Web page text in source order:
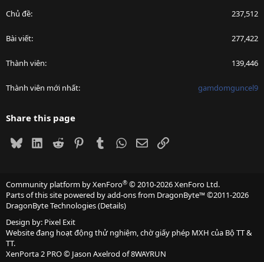
Chủ đề 237,512
Bài viết 277,422
Thành viên 139,446
Thành viên mới nhất gamdomguncel9
Share this page
BlueskyLinkedIn
Reddit PinterestTumblrWhatsApp
EmailLink
Community platform by XenForo® © 2010-2026 XenForo Ltd.
Parts of this site powered byadd-ons from DragonByte™©2011-2026
DragonByte Technologies(Details)
Design by: Pixel Exit
Website đang hoạt động thử nghiệm, chờ giấy phép MXH của Bộ TT &
TT.
XenPorta 2 PRO© Jason Axelrod of8WAYRUN